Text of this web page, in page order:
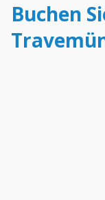
Buchen